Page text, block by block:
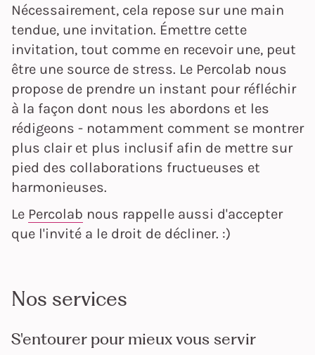
Nécessairement, cela repose sur une main
tendue, une invitation. Émettre cette
invitation, tout comme en recevoir une, peut
être une source de stress. Le Percolab nous
propose de prendre un instant pour réfléchir
à la façon dont nous les abordons et les
rédigeons - notamment comment se montrer
plus clair et plus inclusif afin de mettre sur
pied des collaborations fructueuses et
harmonieuses.
Le Percolab nous rappelle aussi d'accepter
que l'invité a le droit de décliner. :)
Nos services
S'entourer pour mieux vous servir